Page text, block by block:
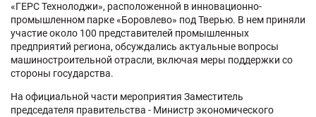
«ГЕРС Технолоджи», расположенной в инновационно-
промышленном парке «Боровлево» под Тверью. В нем приняли
участие около 100 представителей промышленных
предприятий региона, обсуждались актуальные вопросы
машиностроительной отрасли, включая меры поддержки со
стороны государства.
На официальной части мероприятия Заместитель
председателя правительства - Министр экономического